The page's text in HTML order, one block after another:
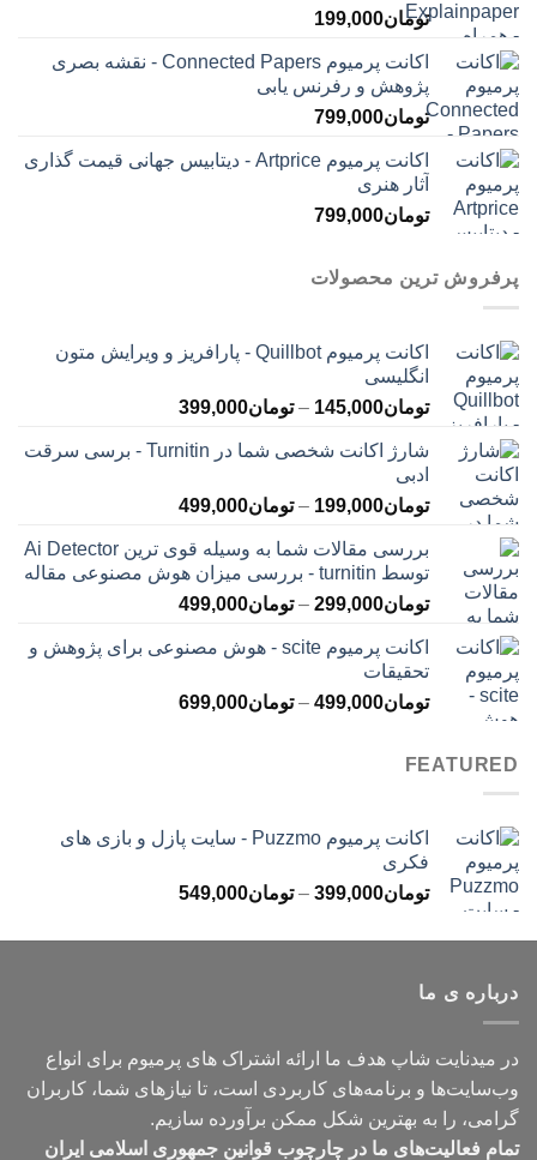
تومان199,000
اکانت پرمیوم Connected Papers - نقشه بصری
پژوهش و رفرنس یابی
تومان799,000
اکانت پرمیوم Artprice - دیتابیس جهانی قیمت ‌گذاری
آثار هنری
تومان799,000
پرفروش ترین محصولات
اکانت پرمیوم Quillbot - پارافریز و ویرایش متون
انگلیسی
تومان145,000
– تومان399,000محدوده
تومان145,000
تومان399,000
شارژ اکانت شخصی شما در Turnitin - برسی سرقت
ادبی
تومان199,000
– تومان499,000محدوده
تومان199,000
تا
تومان499,000
بررسی مقالات شما به وسیله قوی ترین Ai Detector
توسط turnitin - بررسی میزان هوش مصنوعی مقاله
تومان299,000
– تومان499,000محدوده
تومان299,000
تومان499,000
اکانت پرمیوم scite - هوش مصنوعی برای پژوهش و
تحقیقات
تومان499,000
– تومان699,000محدوده
FEATURED
اکانت پرمیوم Puzzmo - سایت پازل و بازی های
فکری
تومان399,000
– تومان549,000محدوده
تومان399,000
درباره ی ما
در میدنایت شاپ هدف ما ارائه اشتراک های پرمیوم برای انواع
وب‌سایت‌ها و برنامه‌های کاربردی است، تا نیازهای شما، کاربران
گرامی، را به بهترین شکل ممکن برآورده سازیم.
تمام فعالیت‌های ما در چارچوب قوانین جمهوری اسلامی ایران